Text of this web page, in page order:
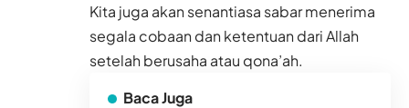
Kita juga akan senantiasa sabar menerima
segala cobaan dan ketentuan dari Allah
setelah berusaha atau qona’ah.
Baca Juga